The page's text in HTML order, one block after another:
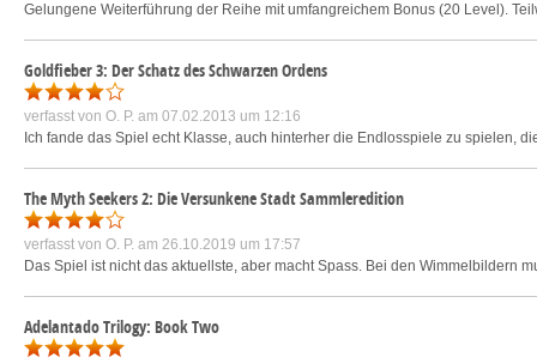
Gelungene Weiterführung der Reihe mit umfangreichem Bonus (20 Level).
Goldfieber 3: Der Schatz des Schwarzen Ordens
verfasst von O. P. am 07.02.2013 um 12:16
Ich fande das Spiel echt Klasse, auch hinterher die Endlosspiele zu spielen,
The Myth Seekers 2: Die Versunkene Stadt Sammleredition
verfasst von O. P. am 26.10.2019 um 17:57
Das Spiel ist nicht das aktuellste, aber macht Spass. Bei den Wimmelbildern
Adelantado Trilogy: Book Two